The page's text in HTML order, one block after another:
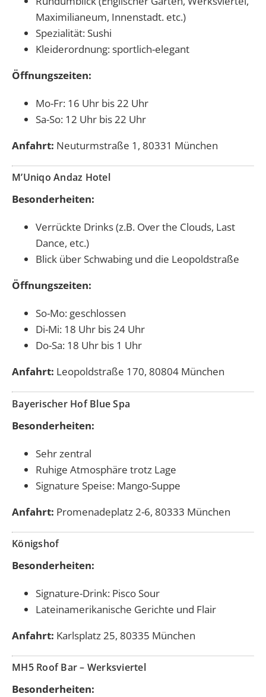
Maximilianeum, Innenstadt. etc.)
Spezialität: Sushi
Kleiderordnung: sportlich-elegant
Öffnungszeiten:
Mo-Fr: 16 Uhr bis 22 Uhr
Sa-So: 12 Uhr bis 22 Uhr
Anfahrt: Neuturmstraße 1, 80331 München
M’Uniqo Andaz Hotel
Besonderheiten:
Verrückte Drinks (z.B. Over the Clouds, Last
Dance, etc.)
Blick über Schwabing und die Leopoldstraße
Öffnungszeiten:
So-Mo: geschlossen
Di-Mi: 18 Uhr bis 24 Uhr
Do-Sa: 18 Uhr bis 1 Uhr
Anfahrt: Leopoldstraße 170, 80804 München
Bayerischer Hof Blue Spa
Besonderheiten:
Sehr zentral
Ruhige Atmosphäre trotz Lage
Signature Speise: Mango-Suppe
Anfahrt: Promenadeplatz 2-6, 80333 München
Königshof
Besonderheiten:
Signature-Drink: Pisco Sour
Lateinamerikanische Gerichte und Flair
Anfahrt: Karlsplatz 25, 80335 München
MH5 Roof Bar – Werksviertel
Besonderheiten: